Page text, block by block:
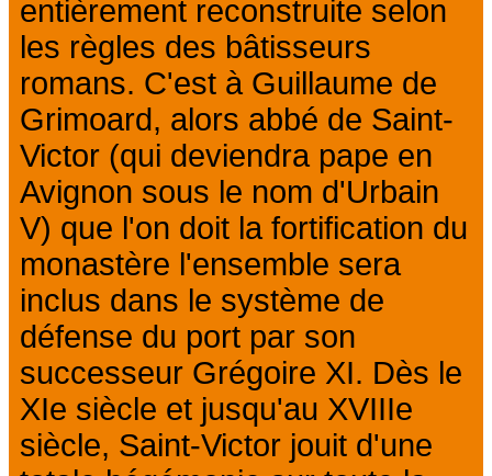
entièrement reconstruite selon
les règles des bâtisseurs
romans. C'est à Guillaume de
Grimoard, alors abbé de Saint-
Victor (qui deviendra pape en
Avignon sous le nom d'Urbain
V) que l'on doit la fortification du
monastère l'ensemble sera
inclus dans le système de
défense du port par son
successeur Grégoire XI. Dès le
XIe siècle et jusqu'au XVIIIe
siècle, Saint-Victor jouit d'une